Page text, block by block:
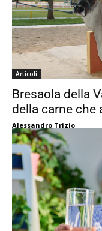
Articoli
Bresaola della
della carne che
Alessandro Trizio